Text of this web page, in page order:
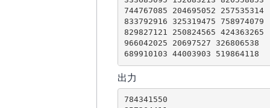
744767085 204695052 257535314
833792916 325319475 758974079
829827121 250824565 424363265
966042025 20697527 326806538
出力
784341550